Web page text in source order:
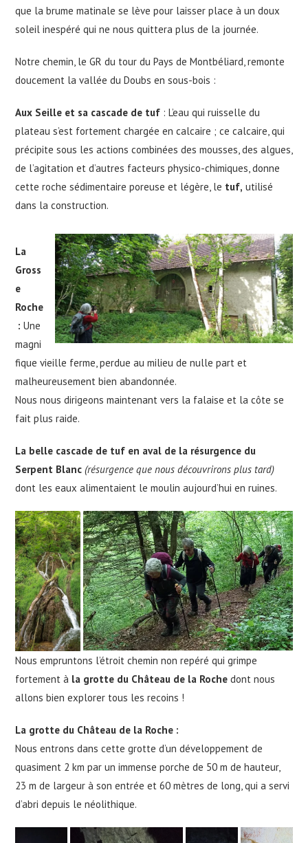
que la brume matinale se lève pour laisser place à un doux
soleil inespéré qui ne nous quittera plus de la journée.
Notre chemin, le GR du tour du Pays de Montbéliard, remonte
doucement la vallée du Doubs en sous-bois :
Aux Seille et sa cascade de tuf : L’eau qui ruisselle du
plateau s’est fortement chargée en calcaire ; ce calcaire, qui
précipite sous les actions combinées des mousses, des algues,
de l’agitation et d’autres facteurs physico-chimiques, donne
cette roche sédimentaire poreuse et légère, le tuf, utilisé
dans la construction.
La
Gross
e
Roche
:Une
magni
fique vieille ferme, perdue au milieu de nulle part et
malheureusement bien abandonnée.
Nous nous dirigeons maintenant vers la falaise et la côte se
fait plus raide.
La belle cascade de tuf en aval de la résurgence du
Serpent Blanc(résurgence que nous découvrirons plus tard)
dont les eaux alimentaient le moulin aujourd’hui en ruines.
Nous empruntons l’étroit chemin non repéré qui grimpe
fortement à la grotte du Château de la Roche dont nous
allons bien explorer tous les recoins !
La grotte du Château de la Roche :
Nous entrons dans cette grotte d’un développement de
quasiment 2 km par un immense porche de 50 m de hauteur,
23 m de largeur à son entrée et 60 mètres de long, qui a servi
d’abri depuis le néolithique.